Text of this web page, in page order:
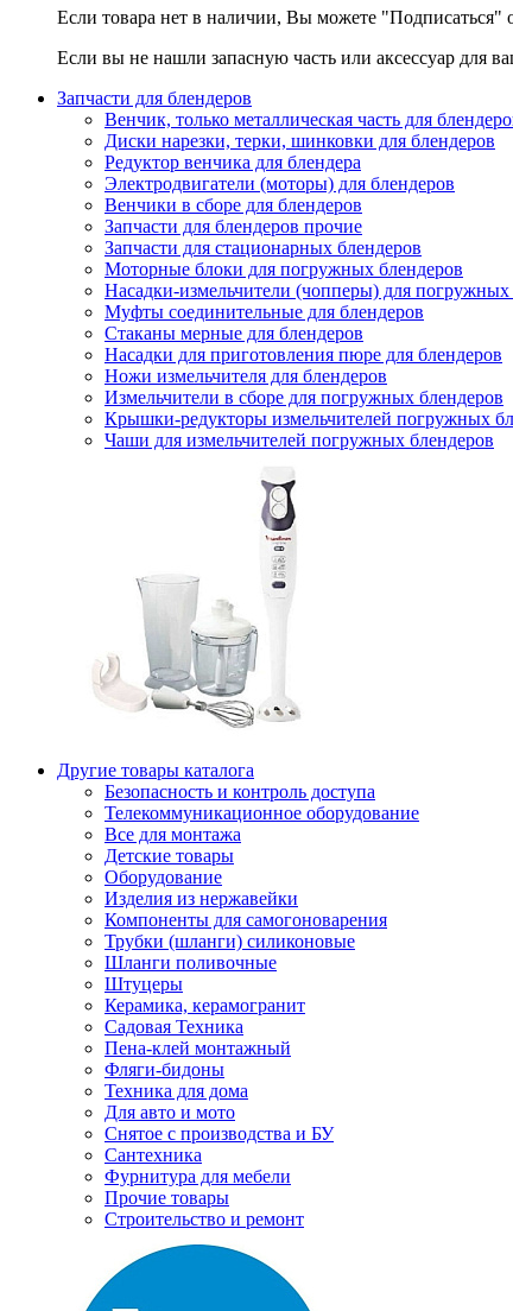
Если товара нет в наличии, Вы можете "Подписаться"
Если вы не нашли запасную часть или аксессуар для
Запчасти для блендеров
Венчик, только металлическая часть для
Диски нарезки, терки, шинковки для блендеров
Редуктор венчика для блендера
Электродвигатели (моторы) для блендеров
Венчики в сборе для блендеров
Запчасти для блендеров прочие
Запчасти для стационарных блендеров
Моторные блоки для погружных блендеров
Насадки-измельчители (чопперы) для погружных
Муфты соединительные для блендеров
Стаканы мерные для блендеров
Насадки для приготовления пюре для блендеров
Ножи измельчителя для блендеров
Измельчители в сборе для погружных блендеров
Крышки-редукторы измельчителей погружных
Чаши для измельчителей погружных блендеров
Другие товары каталога
Безопасность и контроль доступа
Телекоммуникационное оборудование
Все для монтажа
Детские товары
Оборудование
Изделия из нержавейки
Компоненты для самогоноварения
Трубки (шланги) силиконовые
Шланги поливочные
Штуцеры
Керамика, керамогранит
Садовая Техника
Пена-клей монтажный
Фляги-бидоны
Техника для дома
Для авто и мото
Снятое с производства и БУ
Сантехника
Фурнитура для мебели
Прочие товары
Строительство и ремонт